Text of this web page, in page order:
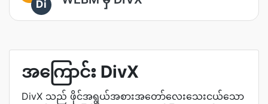
Di
အကြောင်း DivX
DivX သည် ဖိုင်အရွယ်အစားအတော်လေးသေးငယ်သော